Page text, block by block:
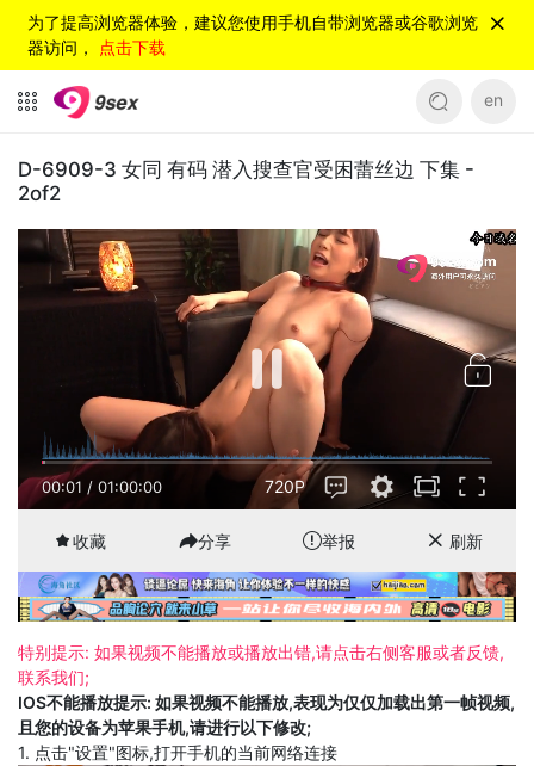
为了提高浏览器体验，建议您使用手机自带浏览器或谷歌浏览
器访问， 点击下载
en
D-6909-3 女同 有码 潜入搜查官受困蕾丝边 下集 -
2of2
00:01 / 01:00:00 720P
收藏 分享 举报 刷新
特别提示: 如果视频不能播放或播放出错,请点击右侧客服或者反馈,
联系我们;
IOS不能播放提示: 如果视频不能播放,表现为仅仅加载出第一帧视频,
且您的设备为苹果手机,请进行以下修改;
1. 点击"设置"图标,打开手机的当前网络连接